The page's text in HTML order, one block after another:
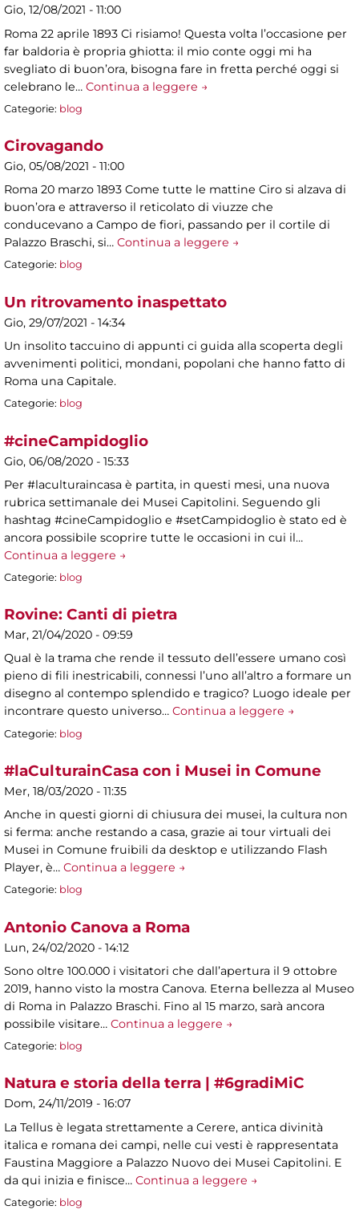
Gio, 12/08/2021 - 11:00
Roma 22 aprile 1893 Ci risiamo! Questa volta l’occasione per
far baldoria è propria ghiotta: il mio conte oggi mi ha
svegliato di buon’ora, bisogna fare in fretta perché oggi si
celebrano le… Continua a leggere →
Categorie: blog
Cirovagando
Gio, 05/08/2021 - 11:00
Roma 20 marzo 1893 Come tutte le mattine Ciro si alzava di
buon’ora e attraverso il reticolato di viuzze che
conducevano a Campo de fiori, passando per il cortile di
Palazzo Braschi, si… Continua a leggere →
Categorie: blog
Un ritrovamento inaspettato
Gio, 29/07/2021 - 14:34
Un insolito taccuino di appunti ci guida alla scoperta degli
avvenimenti politici, mondani, popolani che hanno fatto di
Roma una Capitale.
Categorie: blog
#cineCampidoglio
Gio, 06/08/2020 - 15:33
Per #laculturaincasa è partita, in questi mesi, una nuova
rubrica settimanale dei Musei Capitolini. Seguendo gli
hashtag #cineCampidoglio e #setCampidoglio è stato ed è
ancora possibile scoprire tutte le occasioni in cui il…
Continua a leggere →
Categorie: blog
Rovine: Canti di pietra
Mar, 21/04/2020 - 09:59
Qual è la trama che rende il tessuto dell’essere umano così
pieno di fili inestricabili, connessi l’uno all’altro a formare un
disegno al contempo splendido e tragico? Luogo ideale per
incontrare questo universo… Continua a leggere →
Categorie: blog
#laCulturainCasa con i Musei in Comune
Mer, 18/03/2020 - 11:35
Anche in questi giorni di chiusura dei musei, la cultura non
si ferma: anche restando a casa, grazie ai tour virtuali dei
Musei in Comune fruibili da desktop e utilizzando Flash
Player, è… Continua a leggere →
Categorie: blog
Antonio Canova a Roma
Lun, 24/02/2020 - 14:12
Sono oltre 100.000 i visitatori che dall’apertura il 9 ottobre
2019, hanno visto la mostra Canova. Eterna bellezza al Museo
di Roma in Palazzo Braschi. Fino al 15 marzo, sarà ancora
possibile visitare… Continua a leggere →
Categorie: blog
Natura e storia della terra | #6gradiMiC
Dom, 24/11/2019 - 16:07
La Tellus è legata strettamente a Cerere, antica divinità
italica e romana dei campi, nelle cui vesti è rappresentata
Faustina Maggiore a Palazzo Nuovo dei Musei Capitolini. E
da qui inizia e finisce… Continua a leggere →
Categorie: blog